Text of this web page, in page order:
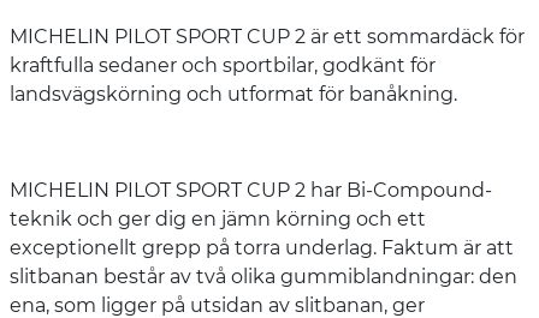
MICHELIN PILOT SPORT CUP 2 är ett sommardäck för
kraftfulla sedaner och sportbilar, godkänt för
landsvägskörning och utformat för banåkning.
MICHELIN PILOT SPORT CUP 2 har Bi-Compound-
teknik och ger dig en jämn körning och ett
exceptionellt grepp på torra underlag. Faktum är att
slitbanan består av två olika gummiblandningar: den
ena, som ligger på utsidan av slitbanan, ger